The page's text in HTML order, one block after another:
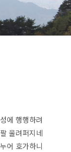
에 행행하려
울려퍼지네
어 호가하니